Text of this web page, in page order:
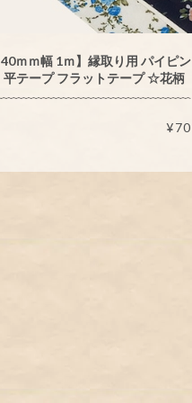
ｍｍ幅 1ｍ】縁取り用 パイピン
平テープ フラットテープ ☆花柄
¥70